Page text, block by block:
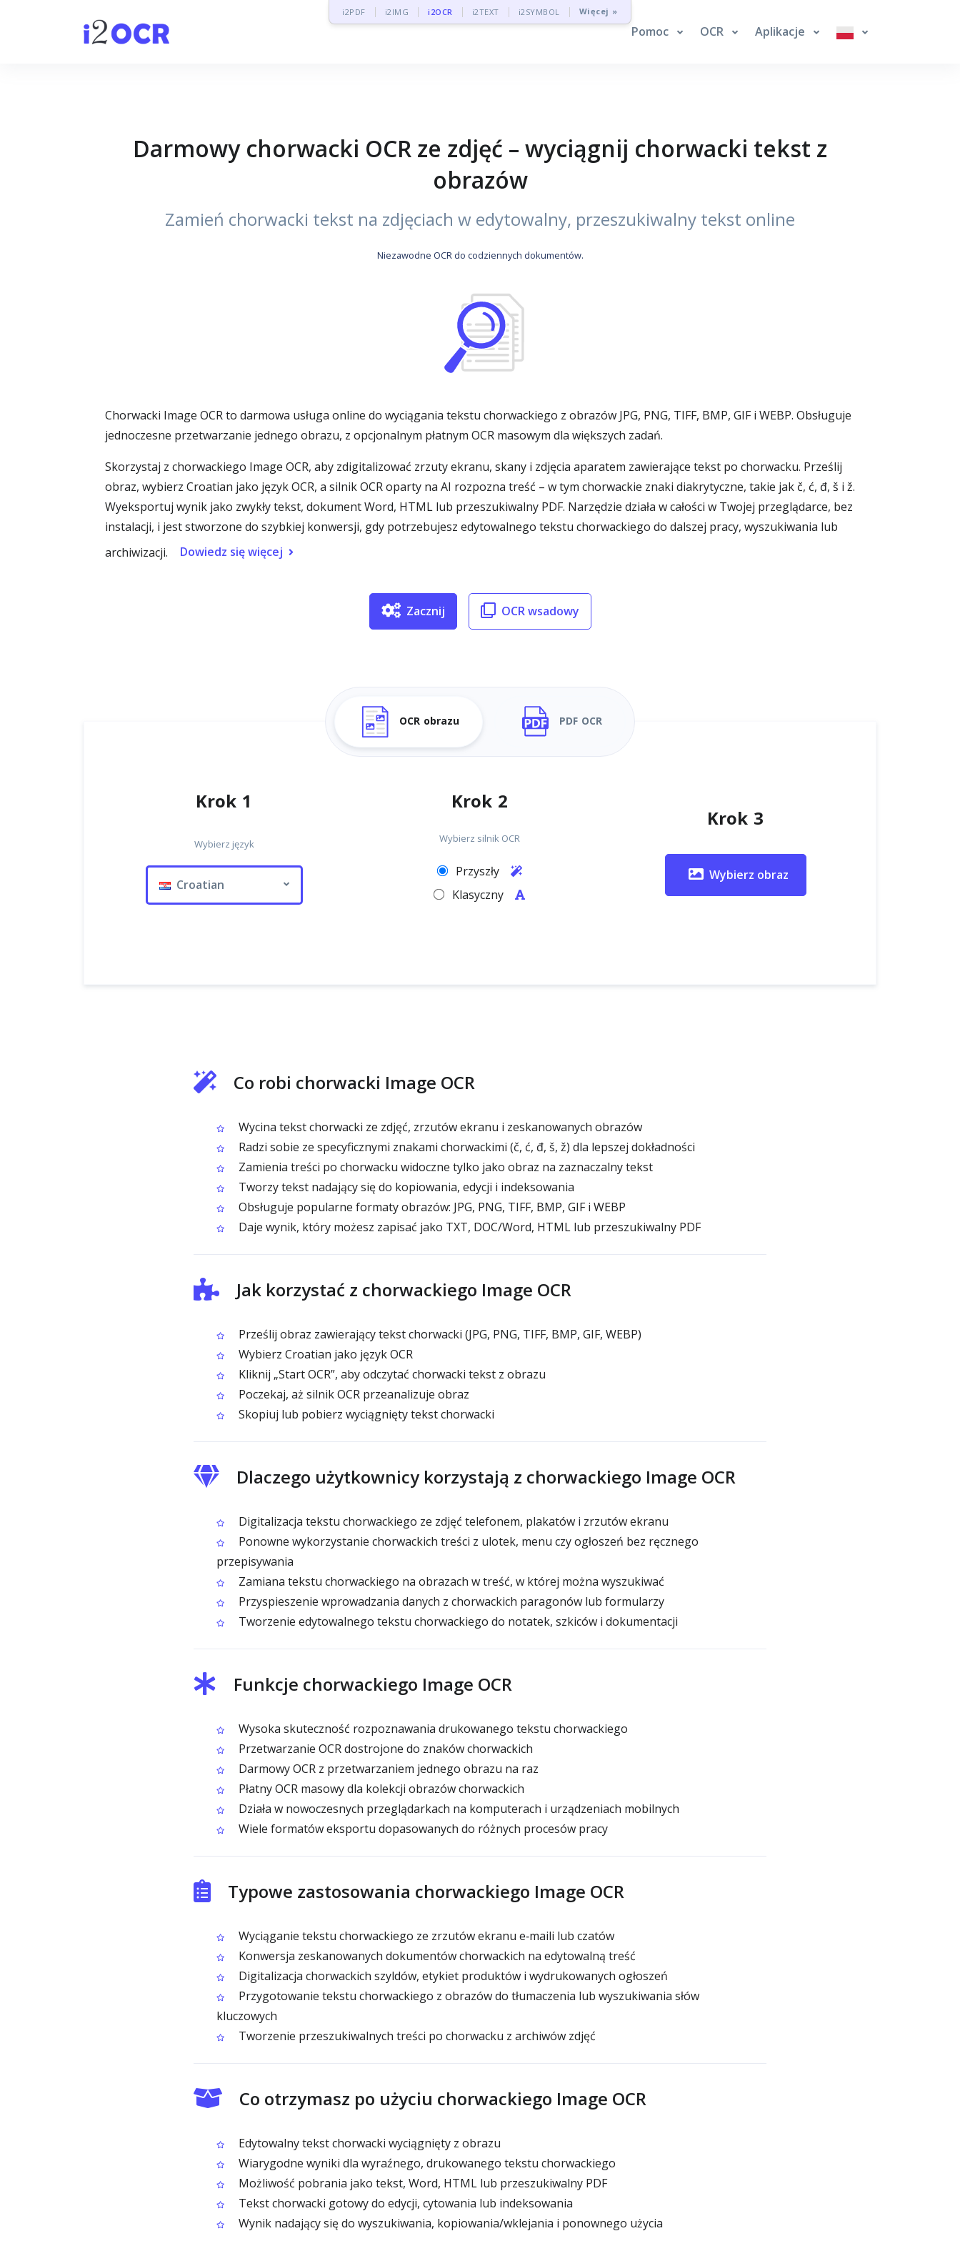
i2PDF i2IMG i2OCR i2TEXT i2SYMBOL Więcej »
Pomoc OCR Aplikacje
Darmowy chorwacki OCR ze zdjęć – wyciągnij chorwacki tekst z
obrazów
Zamień chorwacki tekst na zdjęciach w edytowalny, przeszukiwalny tekst online
Niezawodne OCR do codziennych dokumentów.
Chorwacki Image OCR to darmowa usługa online do wyciągania tekstu chorwackiego z obrazów JPG, PNG, TIFF, BMP, GIF i WEBP. Obsługuje
jednoczesne przetwarzanie jednego obrazu, z opcjonalnym płatnym OCR masowym dla większych zadań.
Skorzystaj z chorwackiego Image OCR, aby zdigitalizować zrzuty ekranu, skany i zdjęcia aparatem zawierające tekst po chorwacku. Prześlij
obraz, wybierz Croatian jako język OCR, a silnik OCR oparty na AI rozpozna treść – w tym chorwackie znaki diakrytyczne, takie jak č, ć, đ, š i ž.
Wyeksportuj wynik jako zwykły tekst, dokument Word, HTML lub przeszukiwalny PDF. Narzędzie działa w całości w Twojej przeglądarce, bez
instalacji, i jest stworzone do szybkiej konwersji, gdy potrzebujesz edytowalnego tekstu chorwackiego do dalszej pracy, wyszukiwania lub
archiwizacji.
Dowiedz się więcej
Zacznij OCR wsadowy
OCR obrazu PDF OCR
Krok 1
Wybierz język
Croatian
Krok 2
Wybierz silnik OCR
Przyszły
Klasyczny
Krok 3
Wybierz obraz
Co robi chorwacki Image OCR
Wycina tekst chorwacki ze zdjęć, zrzutów ekranu i zeskanowanych obrazów
Radzi sobie ze specyficznymi znakami chorwackimi (č, ć, đ, š, ž) dla lepszej dokładności
Zamienia treści po chorwacku widoczne tylko jako obraz na zaznaczalny tekst
Tworzy tekst nadający się do kopiowania, edycji i indeksowania
Obsługuje popularne formaty obrazów: JPG, PNG, TIFF, BMP, GIF i WEBP
Daje wynik, który możesz zapisać jako TXT, DOC/Word, HTML lub przeszukiwalny PDF
Jak korzystać z chorwackiego Image OCR
Prześlij obraz zawierający tekst chorwacki (JPG, PNG, TIFF, BMP, GIF, WEBP)
Wybierz Croatian jako język OCR
Kliknij „Start OCR”, aby odczytać chorwacki tekst z obrazu
Poczekaj, aż silnik OCR przeanalizuje obraz
Skopiuj lub pobierz wyciągnięty tekst chorwacki
Dlaczego użytkownicy korzystają z chorwackiego Image OCR
Digitalizacja tekstu chorwackiego ze zdjęć telefonem, plakatów i zrzutów ekranu
Ponowne wykorzystanie chorwackich treści z ulotek, menu czy ogłoszeń bez ręcznego
przepisywania
Zamiana tekstu chorwackiego na obrazach w treść, w której można wyszukiwać
Przyspieszenie wprowadzania danych z chorwackich paragonów lub formularzy
Tworzenie edytowalnego tekstu chorwackiego do notatek, szkiców i dokumentacji
Funkcje chorwackiego Image OCR
Wysoka skuteczność rozpoznawania drukowanego tekstu chorwackiego
Przetwarzanie OCR dostrojone do znaków chorwackich
Darmowy OCR z przetwarzaniem jednego obrazu na raz
Płatny OCR masowy dla kolekcji obrazów chorwackich
Działa w nowoczesnych przeglądarkach na komputerach i urządzeniach mobilnych
Wiele formatów eksportu dopasowanych do różnych procesów pracy
Typowe zastosowania chorwackiego Image OCR
Wyciąganie tekstu chorwackiego ze zrzutów ekranu e‑maili lub czatów
Konwersja zeskanowanych dokumentów chorwackich na edytowalną treść
Digitalizacja chorwackich szyldów, etykiet produktów i wydrukowanych ogłoszeń
Przygotowanie tekstu chorwackiego z obrazów do tłumaczenia lub wyszukiwania słów
kluczowych
Tworzenie przeszukiwalnych treści po chorwacku z archiwów zdjęć
Co otrzymasz po użyciu chorwackiego Image OCR
Edytowalny tekst chorwacki wyciągnięty z obrazu
Wiarygodne wyniki dla wyraźnego, drukowanego tekstu chorwackiego
Możliwość pobrania jako tekst, Word, HTML lub przeszukiwalny PDF
Tekst chorwacki gotowy do edycji, cytowania lub indeksowania
Wynik nadający się do wyszukiwania, kopiowania/wklejania i ponownego użycia